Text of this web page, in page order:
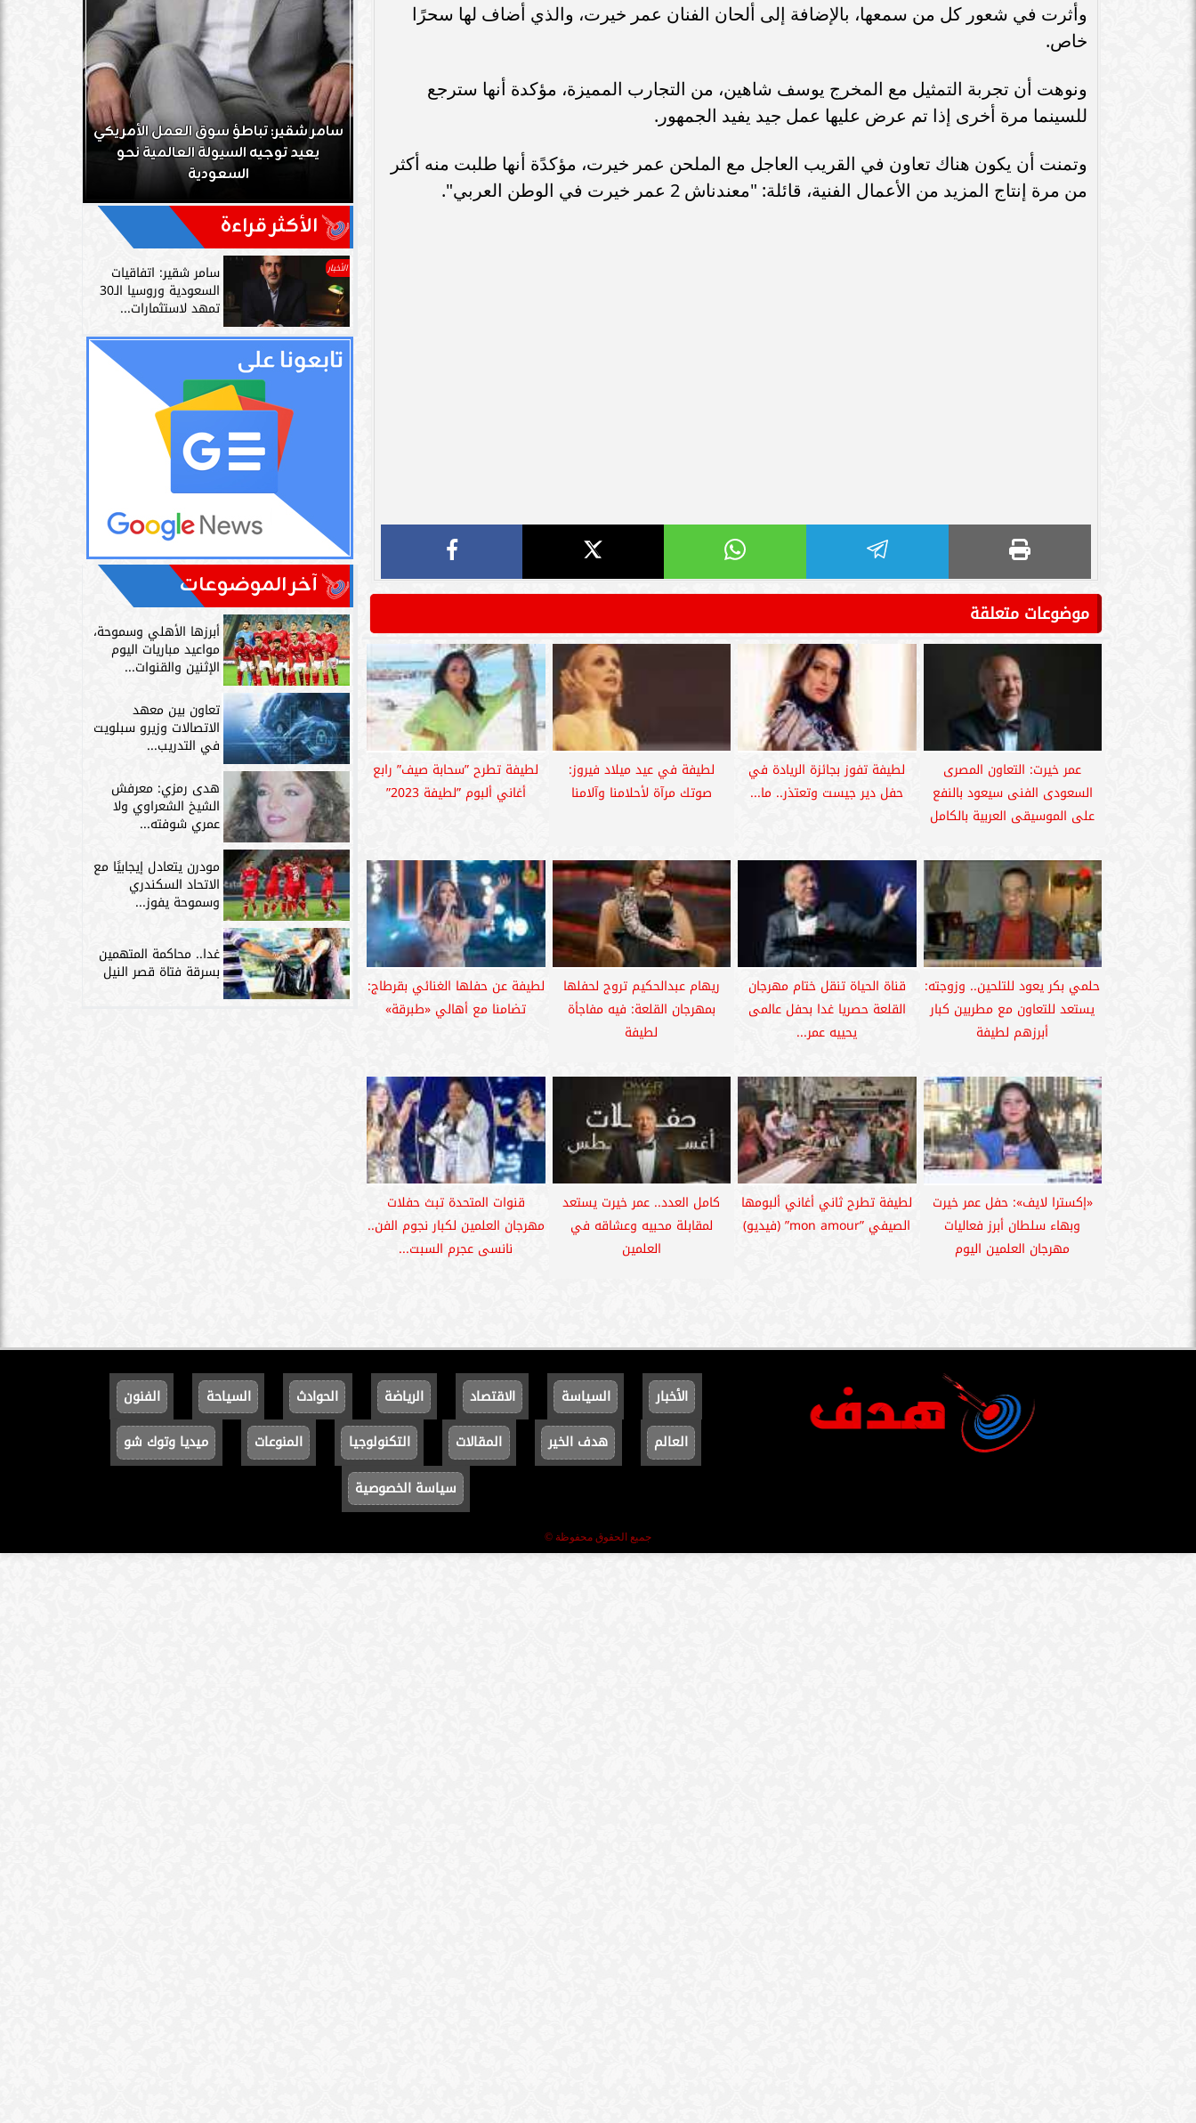
وأثرت في شعور كل من سمعها، بالإضافة إلى ألحان الفنان عمر خيرت، والذي أضاف لها سحرًا
خاص.
ونوهت أن تجربة التمثيل مع المخرج يوسف شاهين، من التجارب المميزة، مؤكدة أنها سترجع
للسينما مرة أخرى إذا تم عرض عليها عمل جيد يفيد الجمهور.
وتمنت أن يكون هناك تعاون في القريب العاجل مع الملحن عمر خيرت، مؤكدًة أنها طلبت منه أكثر
من مرة إنتاج المزيد من الأعمال الفنية، قائلة: "معندناش 2 عمر خيرت في الوطن العربي".
موضوعات متعلقة
عمر خيرت: التعاون المصرى
السعودى الفنى سيعود بالنفع
على الموسيقى العربية بالكامل
لطيفة تفوز بجائزة الريادة في
حفل دير جيست وتعتذر.. ما...
لطيفة في عيد ميلاد فيروز:
صوتك مرآة لأحلامنا وآلامنا
لطيفة تطرح ”سحابة صيف” رابع
أغاني ألبوم ”لطيفة 2023”
حلمي بكر يعود للتلحين.. وزوجته:
يستعد للتعاون مع مطربين كبار
أبرزهم لطيفة
قناة الحياة تنقل ختام مهرجان
القلعة حصريا غدا بحفل عالمى
يحييه عمر...
ريهام عبدالحكيم تروج لحفلها
بمهرجان القلعة: فيه مفاجأة
لطيفة
لطيفة عن حفلها الغنائي بقرطاج:
تضامنا مع أهالي «طبرقة»
«إكسترا لايف»: حفل عمر خيرت
وبهاء سلطان أبرز فعاليات
مهرجان العلمين اليوم
لطيفة تطرح ثاني أغاني ألبومها
الصيفي ”‏mon amour‏” (فيديو)
كامل العدد.. عمر خيرت يستعد
لمقابلة محبيه وعشاقه في
العلمين
قنوات المتحدة تبث حفلات
مهرجان العلمين لكبار نجوم الفن..
نانسى عجرم السبت...
سامر شقير: اتفاقيات السعودية وروسيا
الـ30 تمهد لاستثمارات استراتيجية واعدة
في رؤية...
سامر شقير: التحولات الأوروبية تفتح باباً
جديداً للاستثمار في الطاقة السعودية
السعودية يعكس متانة السيولة ويعزز
الاستقرار المالي
سامر شقير: تباطؤ سوق العمل الأمريكي
يعيد توجيه السيولة العالمية نحو
السعودية
الأكثر قراءة
الأخبار سامر شقير: اتفاقيات
السعودية وروسيا الـ30
تمهد لاستثمارات...
آخر الموضوعات
أبرزها الأهلي وسموحة،
مواعيد مباريات اليوم
الإثنين والقنوات...
تعاون بين معهد
الاتصالات وزيرو سبلويت
في التدريب...
هدى رمزي: معرفش
الشيخ الشعراوي ولا
عمري شوفته...
مودرن يتعادل إيجابيًا مع
الاتحاد السكندري
وسموحة يفوز...
غدا.. محاكمة المتهمين
بسرقة فتاة قصر النيل
الأخبار السياسة الاقتصاد الرياضة الحوادث السياحة
الفنون
العالم
هدف الخير المقالات التكنولوجيا المنوعات
ميديا وتوك شو
سياسة الخصوصية
جميع الحقوق محفوظة ©